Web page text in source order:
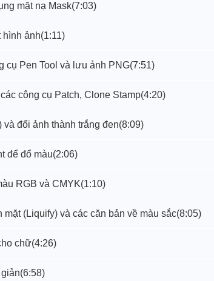
mặt nạ Mask(7:03)
hình ảnh(1:11)
cụ Pen Tool và lưu ảnh PNG(7:51)
công cụ Patch, Clone Stamp(4:20)
và đổi ảnh thành trắng đen(8:09)
để đổ màu(2:06)
RGB và CMYK(1:10)
(Liquify) và các căn bản về màu sắc(8:05)
chữ(4:26)
(6:58)